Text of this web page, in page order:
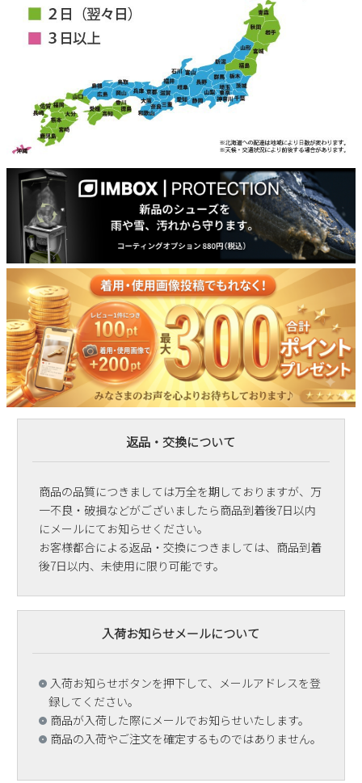
返品・交換について
商品の品質につきましては万全を期しておりますが、万
一不良・破損などがございましたら商品到着後7日以内
にメールにてお知らせください。
お客様都合による返品・交換につきましては、商品到着
後7日以内、未使用に限り可能です。
入荷お知らせメールについて
入荷お知らせボタンを押下して、メールアドレスを登
録してください。
商品が入荷した際にメールでお知らせいたします。
商品の入荷やご注文を確定するものではありません。